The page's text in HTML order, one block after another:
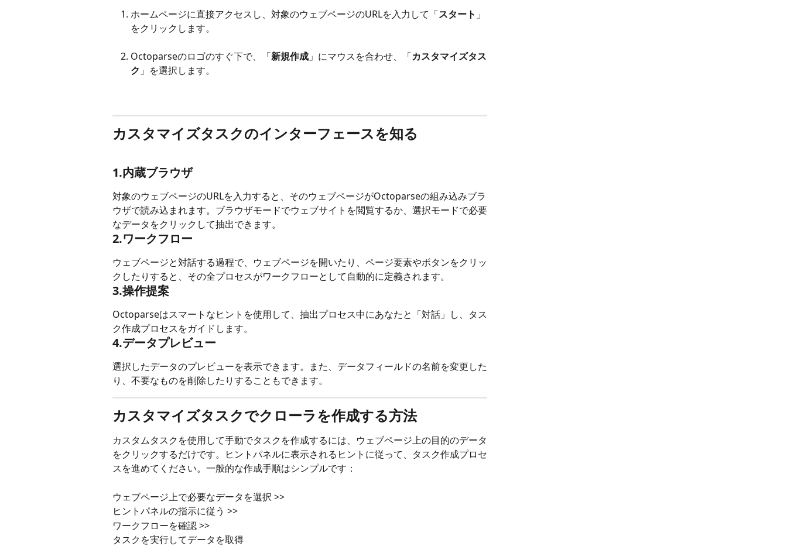
ホームページに直接アクセスし、対象のウェブページのURLを入力して「スタート 」
をクリックします。
Octoparseのロゴのすぐ下で、「新規作成」にマウスを合わせ、「カスタマイズタス
ク」を選択します。
カスタマイズタスクのインターフェースを知る
1.内蔵ブラウザ
対象のウェブページのURLを入力すると、そのウェブページがOctoparseの組み込みブラ
ウザで読み込まれます。ブラウザモードでウェブサイトを閲覧するか、選択モードで必要
なデータをクリックして抽出できます。
2.ワークフロー
ウェブページと対話する過程で、ウェブページを開いたり、ページ要素やボタンをクリッ
クしたりすると、その全プロセスがワークフローとして自動的に定義されます。
3.操作提案
Octoparseはスマートなヒントを使用して、抽出プロセス中にあなたと「対話」し、タス
ク作成プロセスをガイドします。
4.データプレビュー
選択したデータのプレビューを表示できます。また、データフィールドの名前を変更した
り、不要なものを削除したりすることもできます。
カスタマイズタスクでクローラを作成する方法
カスタムタスクを使用して手動でタスクを作成するには、ウェブページ上の目的のデータ
をクリックするだけです。ヒントパネルに表示されるヒントに従って、タスク作成プロセ
スを進めてください。一般的な作成手順はシンプルです：
ウェブページ上で必要なデータを選択 >>
ヒントパネルの指示に従う >>
ワークフローを確認 >>
タスクを実行してデータを取得